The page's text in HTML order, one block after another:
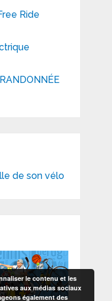
Ride
de son vélo
le contenu et les
aux médias sociaux
également des